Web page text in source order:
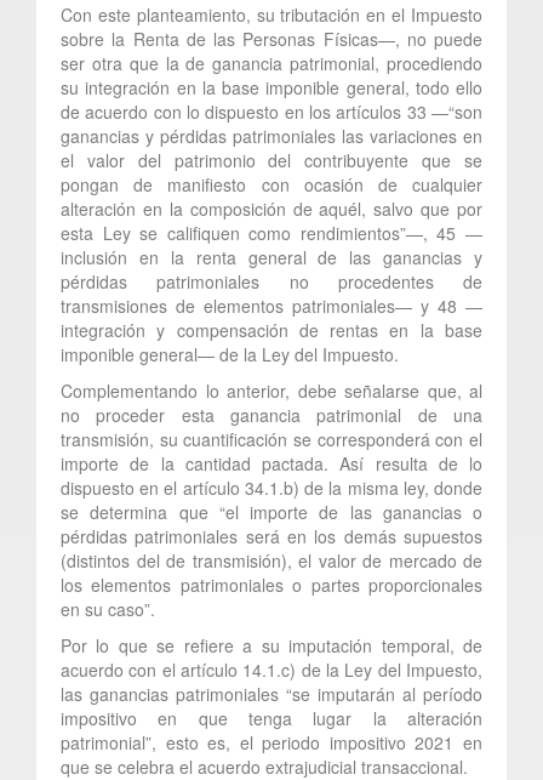
Con este planteamiento, su tributación en el Impuesto
sobre la Renta de las Personas Físicas—, no puede
ser otra que la de ganancia patrimonial, procediendo
su integración en la base imponible general, todo ello
de acuerdo con lo dispuesto en los artículos 33 —“son
ganancias y pérdidas patrimoniales las variaciones en
el valor del patrimonio del contribuyente que se
pongan de manifiesto con ocasión de cualquier
alteración en la composición de aquél, salvo que por
esta Ley se califiquen como rendimientos”—, 45 —
inclusión en la renta general de las ganancias y
pérdidas patrimoniales no procedentes de
transmisiones de elementos patrimoniales— y 48 —
integración y compensación de rentas en la base
imponible general— de la Ley del Impuesto.
Complementando lo anterior, debe señalarse que, al
no proceder esta ganancia patrimonial de una
transmisión, su cuantificación se corresponderá con el
importe de la cantidad pactada. Así resulta de lo
dispuesto en el artículo 34.1.b) de la misma ley, donde
se determina que “el importe de las ganancias o
pérdidas patrimoniales será en los demás supuestos
(distintos del de transmisión), el valor de mercado de
los elementos patrimoniales o partes proporcionales
en su caso”.
Por lo que se refiere a su imputación temporal, de
acuerdo con el artículo 14.1.c) de la Ley del Impuesto,
las ganancias patrimoniales “se imputarán al período
impositivo en que tenga lugar la alteración
patrimonial”, esto es, el periodo impositivo 2021 en
que se celebra el acuerdo extrajudicial transaccional.